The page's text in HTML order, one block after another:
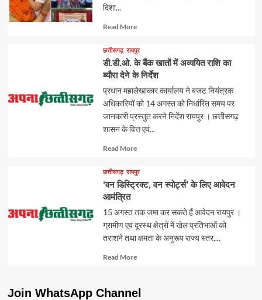
दिशा...
Read MoreRead
about
छत्तीसगढ़ रायपुर
डी.डी.ओ. के बैंक खातों में अव्ययित राशि का
ब्यौरा देने के निर्देश
प्रधान महालेखाकार कार्यालय ने बजट नियंत्रक
अधिकारियों को 14 अगस्त को निर्धारित समय पर
जानकारी प्रस्तुत करने निर्देश रायपुर । छत्तीसगढ़
शासन के वित्त एवं...
Read MoreRead
about
छत्तीसगढ़ रायपुर
‘वन डिस्ट्रिक्ट, वन स्पोर्ट्स’ के लिए आवेदन
आमंत्रित
15 अगस्त तक जमा कर सकते हैं आवेदन रायपुर ।
ग्रामीण एवं दूरस्थ क्षेत्रों में खेल प्रतिभाओं को
तराशने तथा क्षमता के अनुरूप राज्य स्तर,...
Read MoreRead
Join WhatsApp Channel